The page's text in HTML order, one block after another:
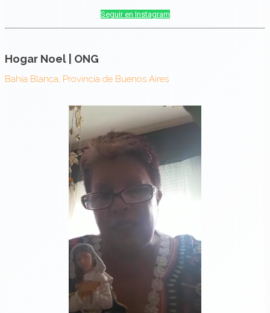
Seguir en Instagram
Hogar Noel | ONG
Bahía Blanca, Provincia de Buenos Aires